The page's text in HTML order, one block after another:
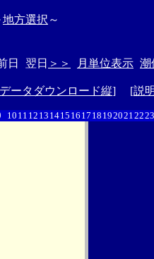
地方選択 ～
日 翌日 ＞＞ 月単位表示 潮
データダウンロード縦] [説明
10 11 12 13 1415 16 17 18 1920212223